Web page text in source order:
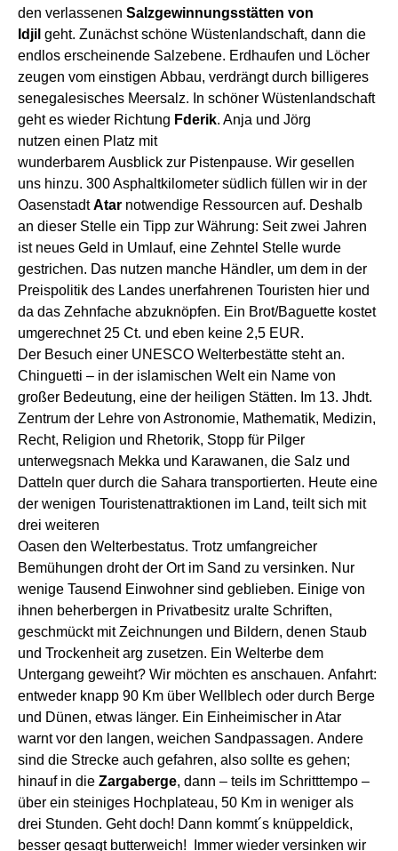
den verlassenen Salzgewinnungsstätten von
Idjil geht. Zunächst schöne Wüstenlandschaft, dann die
endlos erscheinende Salzebene. Erdhaufen und Löcher
zeugen vom einstigen Abbau, verdrängt durch billigeres
senegalesisches Meersalz. n schöner Wüstenlandschaft
geht es wieder Richtung Fderik. Anja und Jörg
nutzen einen Platz mit
wunderbarem Ausblick zur Pistenpause. Wir gesellen
uns hinzu. 300 Asphaltkilometer südlich füllen wir in der
OasenstadtAtar notwendige Ressourcen auf. Deshalb
an dieser Stelle ein Tipp zur Währung: Seit zwei Jahren
ist neues Geld in Umlauf, eine Zehntel Stelle wurde
gestrichen. Das nutzen manche Händler, um dem in der
Preispolitik des Landes unerfahrenen Touristen hier und
da das Zehnfache abzuknöpfen. Ein Brot/Baguette kostet
umgerechnet 25 Ct. und eben keine 2,5 EUR.
Der Besuch einer UNESCO Welterbestätte steht an.
Chinguetti – in der islamischen Welt ein Name von
großer Bedeutung, eine der heiligen Stätten. Im 13. Jhdt.
Zentrum der Lehre von Astronomie, Mathematik, Medizin,
Recht, Religion und Rhetorik, Stopp für Pilger
unterwegsnach Mekka und Karawanen, die Salz und
Datteln quer durch die Sahara transportierten. Heute eine
der wenigen Touristenattraktionen im Land, teiltsich mit
drei weiteren
Oasen den Welterbestatus. Trotz umfangreicher
Bemühungen droht der Ort im Sand zu versinken. Nur
wenige Tausend Einwohner sind geblieben. Einige von
ihnen beherbergen in Privatbesitz uralte Schriften,
geschmückt mit Zeichnungen und Bildern, denen Staub
und Trockenheit arg zusetzen. Ein Welterbe dem
Untergang geweiht? Wir möchten es anschauen. Anfahrt:
entweder knapp 90 Km über Wellblech oder durch Berge
und Dünen, etwas länger. Ein Einheimischer in Atar
warntvor den langen, weichen Sandpassagen. Andere
sind die Strecke auch gefahren, also sollte es gehen;
hinauf in die Zargaberge, dann – teils im Schritttempo –
über ein steiniges Hochplateau, 50 Km in weniger als
drei Stunden. Geht doch! Dann kommt´s knüppeldick,
besser gesagt butterweich!
mmer wieder versinken wir